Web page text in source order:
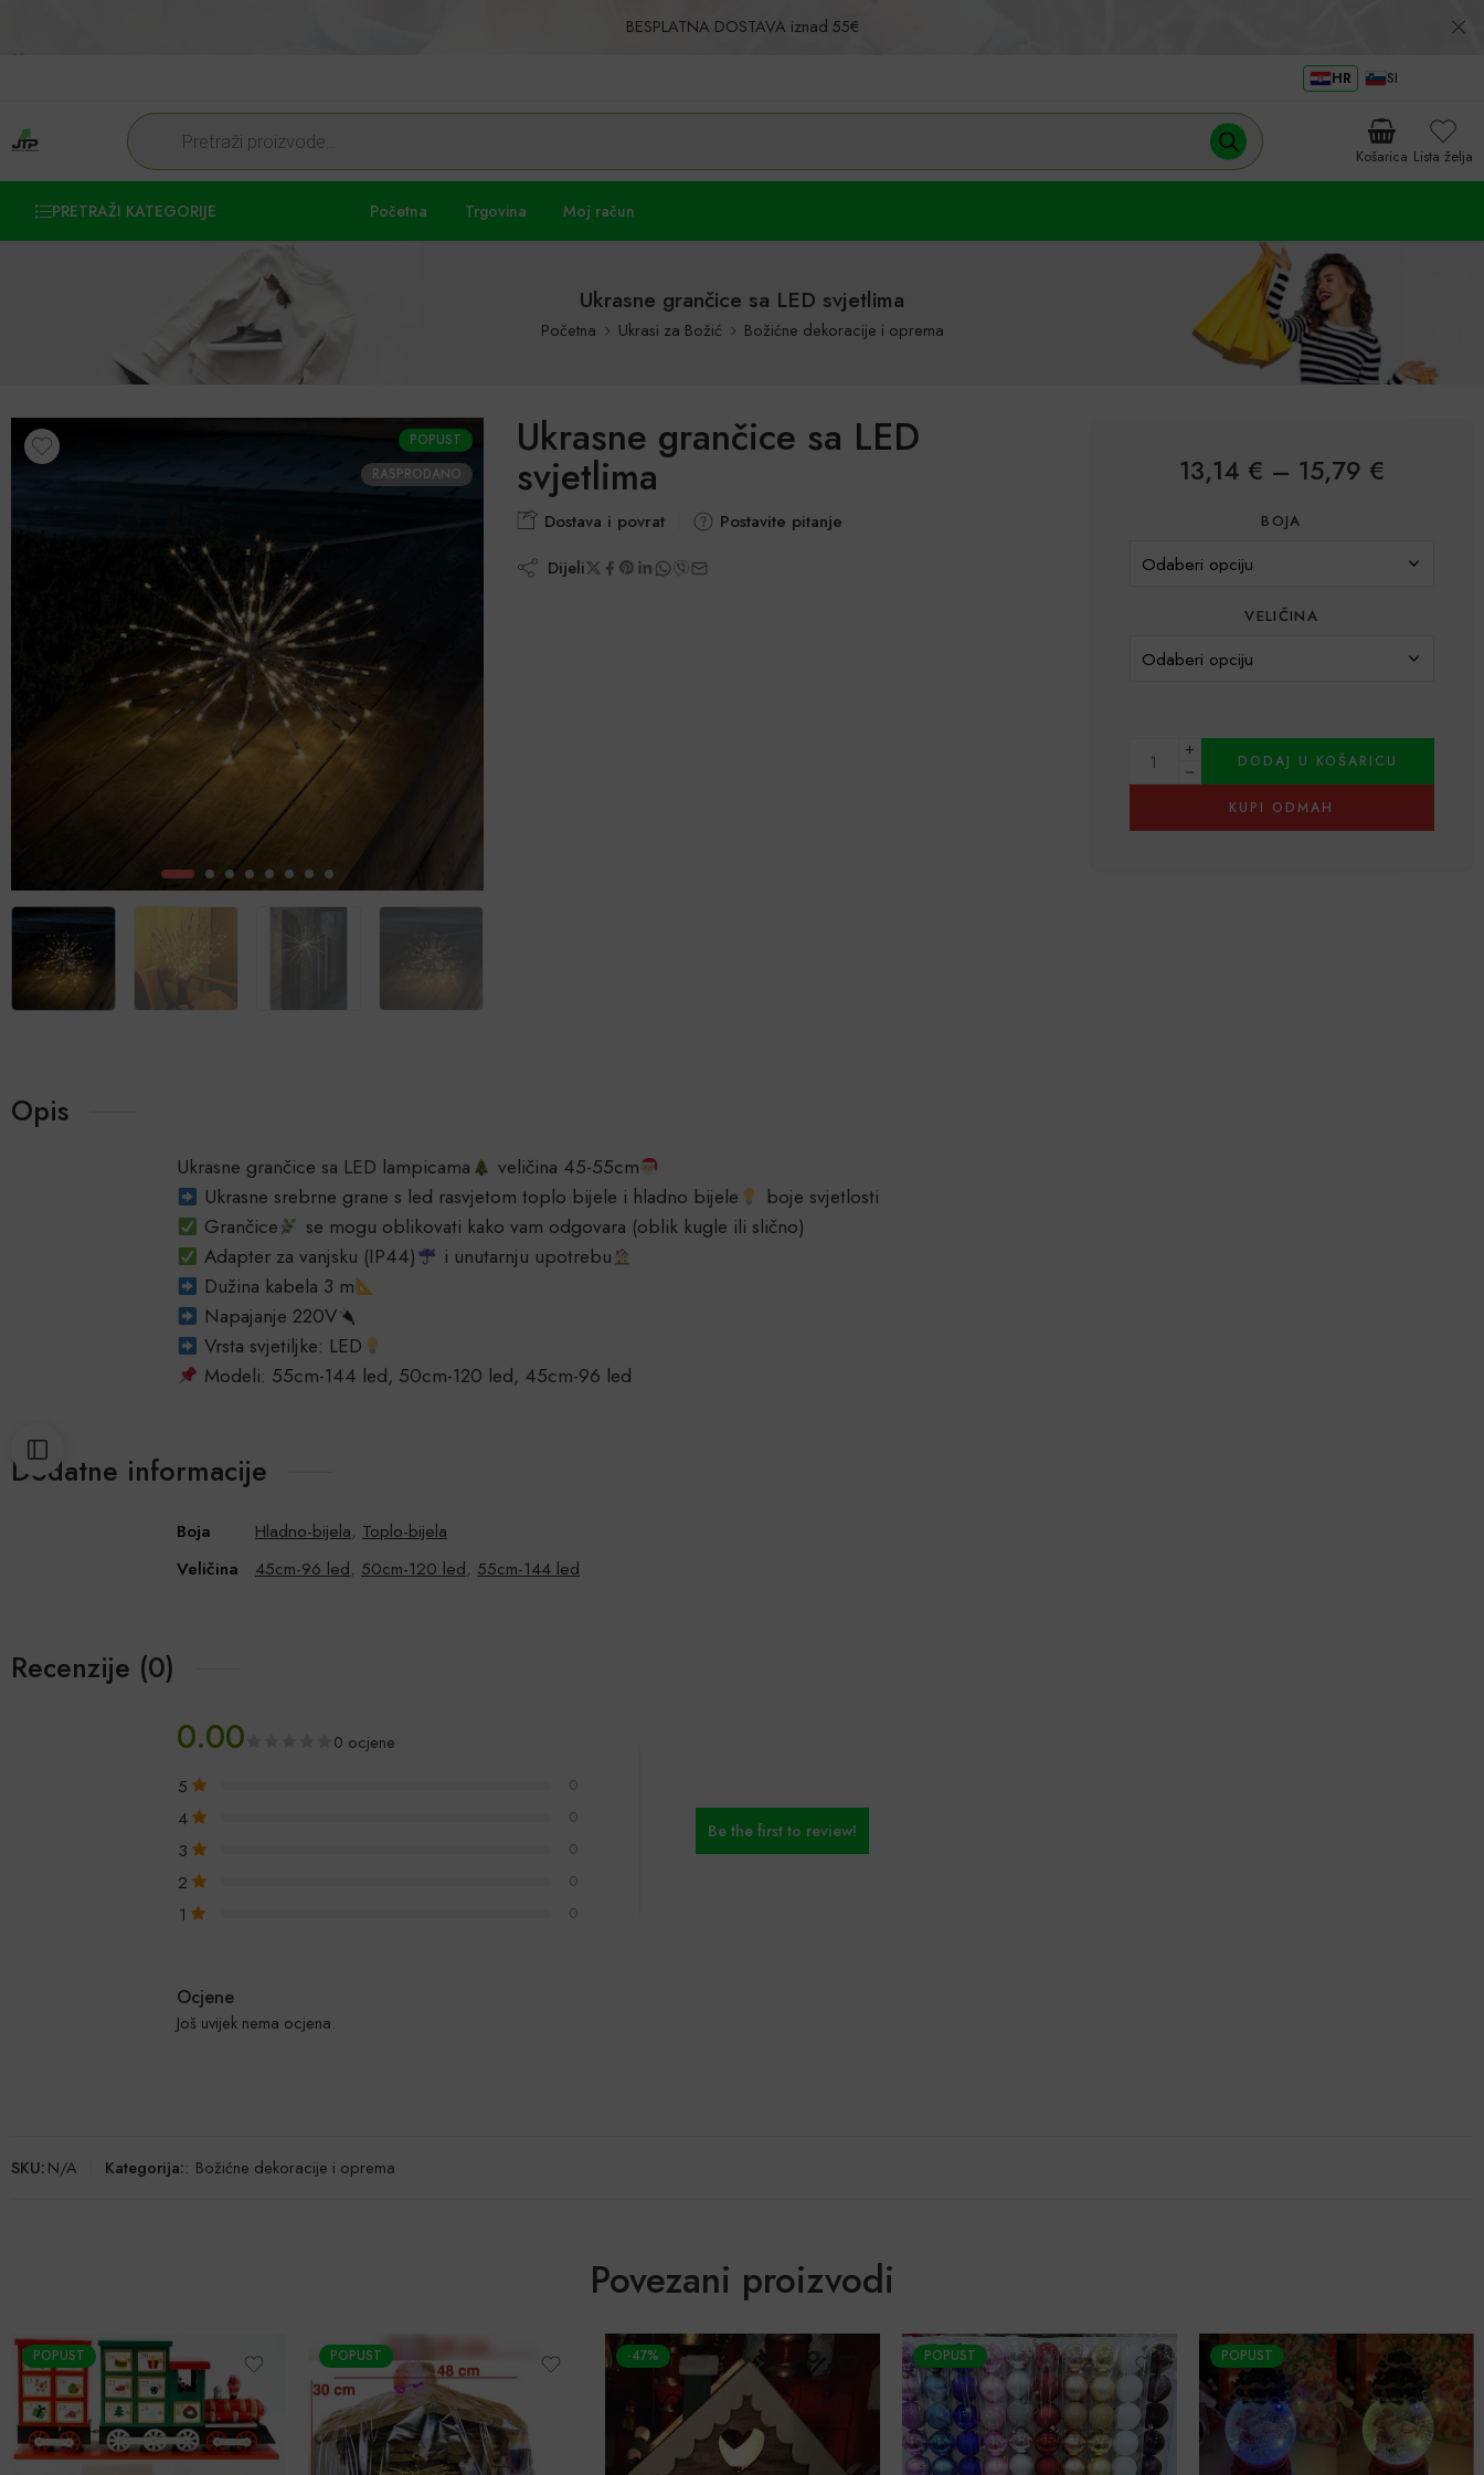
BESPLATNA DOSTAVA iznad 55€
HR SI
Košarica Lista želja
PRETRAŽI KATEGORIJE Početna Trgovina Moj račun
Ukrasne grančice sa LED svjetlima
Početna Ukrasi za Božić Božićne dekoracije i oprema
POPUST
RASPRODANO
Ukrasne grančice sa LED
svjetlima
Dostava i povrat Postavite pitanje
Dijeli
13,14 € – 15,79 €
BOJA
VELIČINA
DODAJ U KOŠARICU
KUPI ODMAH
Opis
Ukrasne grančice sa LED lampicama
veličina 45-55cm
Ukrasne srebrne grane s led rasvjetom toplo bijele i hladno bijele
boje svjetlosti
Grančice
se mogu oblikovati kako vam odgovara (oblik kugle ili slično)
Adapter za vanjsku (IP44)
i unutarnju upotrebu
Dužina kabela 3 m
Napajanje 220V
Vrsta svjetiljke: LED
Modeli: 55cm-144 led, 50cm-120 led, 45cm-96 led
Dodatne informacije
Boja Hladno-bijela, Toplo-bijela
Veličina
45cm-96 led, 50cm-120 led, 55cm-144 led
Recenzije (0)
0.00 0 ocjene
5 0
4 0
3 0
2 0
1 0
Be the first to review!
Ocjene
Još uvijek nema ocjena.
SKU:N/A Kategorija:: Božićne dekoracije i oprema
Povezani proizvodi
POPUST -47% POPUST POPUST POPUST